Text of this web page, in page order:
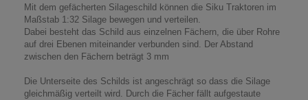
Mit dem gefächerten Silageschild können die Siku Traktoren im
Maßstab 1:32 Silage bewegen und verteilen.
Dabei besteht das Schild aus einzelnen Fächern, die über Rohre
auf drei Ebenen miteinander verbunden sind. Der Abstand
zwischen den Fächern beträgt 3 mm
Die Unterseite des Schilds ist angeschrägt so dass die Silage
gleichmäßig verteilt wird. Durch die Fächer fällt aufgestaute